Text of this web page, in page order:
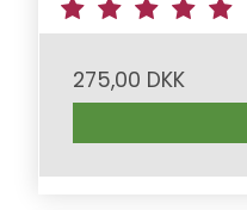
275,00 DKK